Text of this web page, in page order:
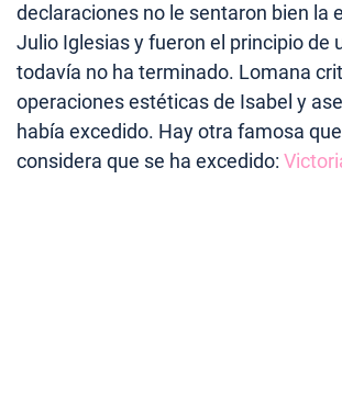
declaraciones no le sentaron bien la
Julio Iglesias y fueron el principio de
todavía no ha terminado. Lomana
operaciones estéticas de Isabel y
había excedido. Hay otra famosa
considera que se ha excedido: